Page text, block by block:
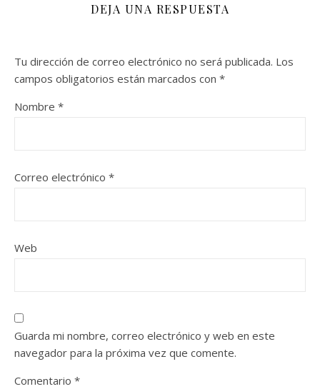
DEJA UNA RESPUESTA
Tu dirección de correo electrónico no será publicada. Los
campos obligatorios están marcados con *
Nombre *
Correo electrónico *
Web
Guarda mi nombre, correo electrónico y web en este
navegador para la próxima vez que comente.
Comentario *